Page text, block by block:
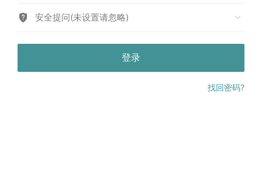
安全提问(未设置请忽略)
登录
找回密码?